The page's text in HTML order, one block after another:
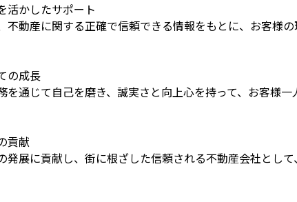
活かしたサポート
不動産に関する正確で信頼できる情報をもとに、お客様
の成長
を通じて自己を磨き、誠実さと向上心を持って、お客様
貢献
発展に貢献し、街に根ざした信頼される不動産会社とし